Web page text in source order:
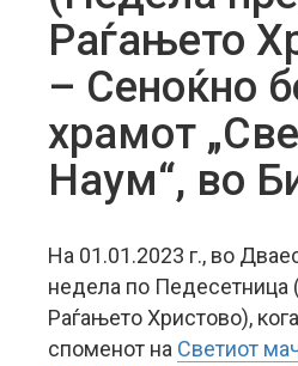
Раѓањето
– Сеноќно
храмот
Наум“, во
На 01.01.2023 г., во
недела по
Раѓањето Христово),
споменот на Светиот